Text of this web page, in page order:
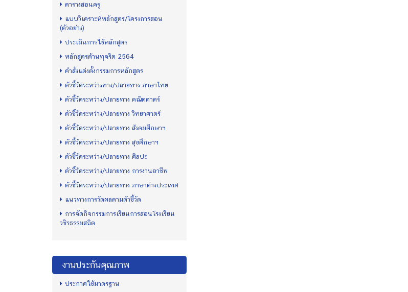
ตารางสอนครู
แบบวิเคราะห์หลักสูตร/โครงการสอน
(ตัวอย่าง)
ประเมินการใช้หลักสูตร
หลักสูตรต้านทุจริต 2564
คำสั่งแต่งตั้งกรรมการหลักสูตร
ตัวชี้วัดระหว่างทาง/ปลายทาง ภาษาไทย
ตัวชี้วัดระหว่าง/ปลายทาง คณิตศาตร์
ตัวชี้วัดระหว่าง/ปลายทาง วิทยาศาตร์
ตัวชี้วัดระหว่าง/ปลายทาง สังคมศึกษาฯ
ตัวชี้วัดระหว่าง/ปลายทาง สุขศึกษาฯ
ตัวชี้วัดระหว่าง/ปลายทาง ศิลปะ
ตัวชี้วัดระหว่าง/ปลายทาง การงานอาชีพ
ตัวชี้วัดระหว่าง/ปลายทาง ภาษาต่างประเทศ
แนวทางการวัดผลตามตัวชี้วัด
การจัดกิจกรรมการเรียนการสอนโรงเรียน
วชิรธรรมสถิต
งานประกันคุณภาพ
ประกาศใช้มาตรฐาน